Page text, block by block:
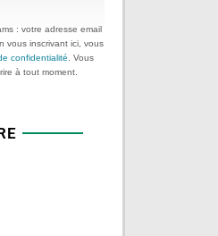
: votre adresse email
vous inscrivant ici, vous
confidentialité . Vous
à tout moment.